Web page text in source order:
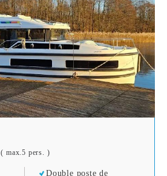
( max.5 pers. )
Double poste de